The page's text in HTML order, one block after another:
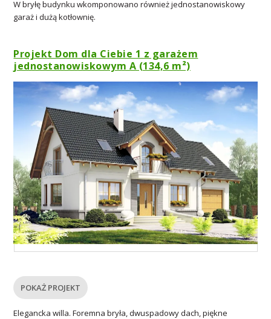
W bryłę budynku wkomponowano również jednostanowiskowy
garaż i dużą kotłownię.
Projekt Dom dla Ciebie 1 z garażem
jednostanowiskowym A (134,6 m²)
POKAŻ PROJEKT
Elegancka willa. Foremna bryła, dwuspadowy dach, piękne